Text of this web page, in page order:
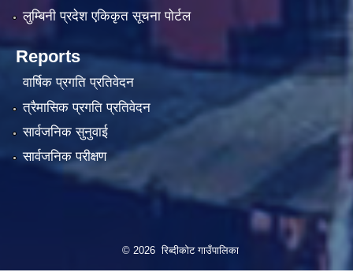
लुम्बिनी प्रदेश एकिकृत सूचना पाेर्टल
Reports
वार्षिक प्रगति प्रतिवेदन
त्रैमासिक प्रगति प्रतिवेदन
सार्वजनिक सुनुवाई
सार्वजनिक परीक्षण
© 2026 रिब्दीकोट गाउँपालिका